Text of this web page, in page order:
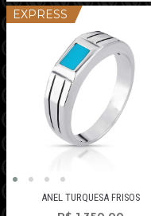
EXPRESS
ANEL TURQUESA FRISOS